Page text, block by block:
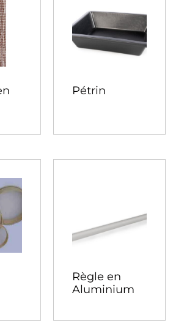
Pétrin
Règle en
Aluminium